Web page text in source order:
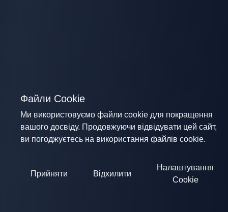
Файли Cookie
Ми використовуємо файли cookie для покращення
вашого досвіду. Продовжуючи відвідувати цей сайт,
ви погоджуєтесь на використання файлів cookie.
Прийняти Відхилити
Налаштування
Cookie